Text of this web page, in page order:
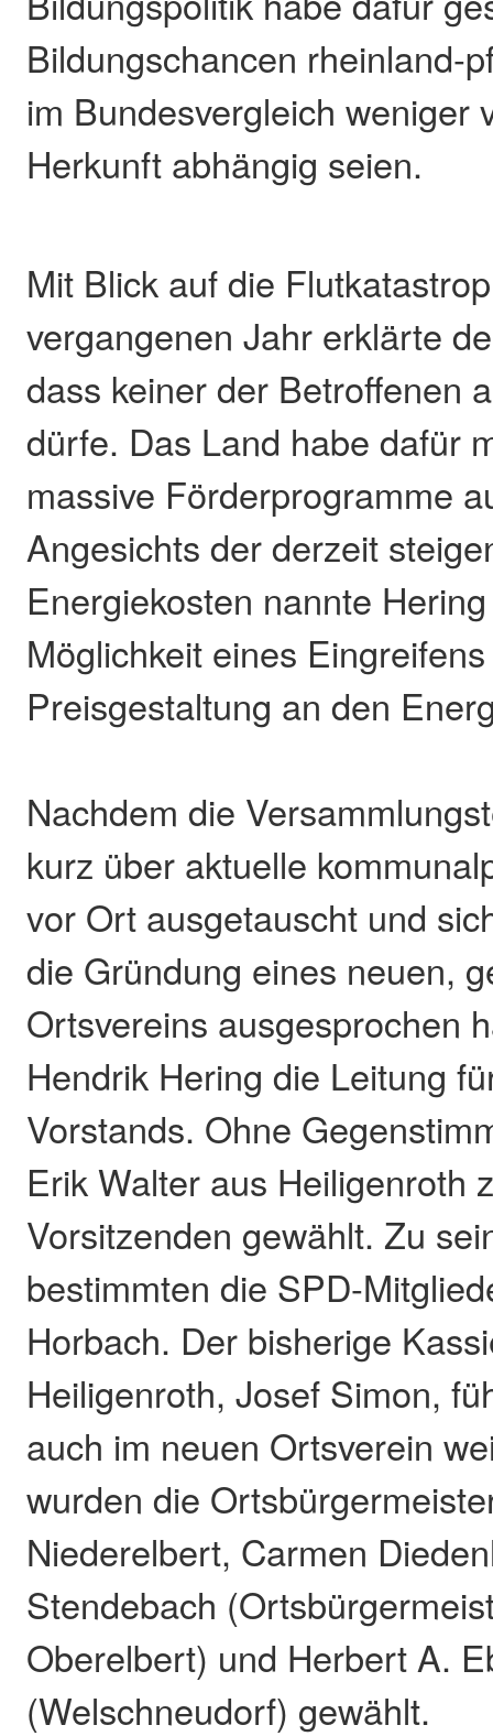
Bildungschancen rheinland-
im Bundesvergleich weniger
Herkunft abhängig seien.
Mit Blick auf die
vergangenen Jahr erklärte
dass keiner der Betroffenen
dürfe. Das Land habe dafür
massive Förderprogramme
Angesichts der derzeit
Energiekosten nannte
Möglichkeit eines
Preisgestaltung an den
Nachdem die
kurz über aktuelle
vor Ort ausgetauscht und
die Gründung eines neuen,
Ortsvereins ausgesprochen
Hendrik Hering die Leitung
Vorstands. Ohne
Erik Walter aus Heiligenroth
Vorsitzenden gewählt. Zu
bestimmten die SPD-
Horbach. Der bisherige
Heiligenroth, Josef Simon,
auch im neuen Ortsverein
wurden die
Niederelbert, Carmen
Stendebach
Oberelbert) und Herbert A.
(Welschneudorf) gewählt.